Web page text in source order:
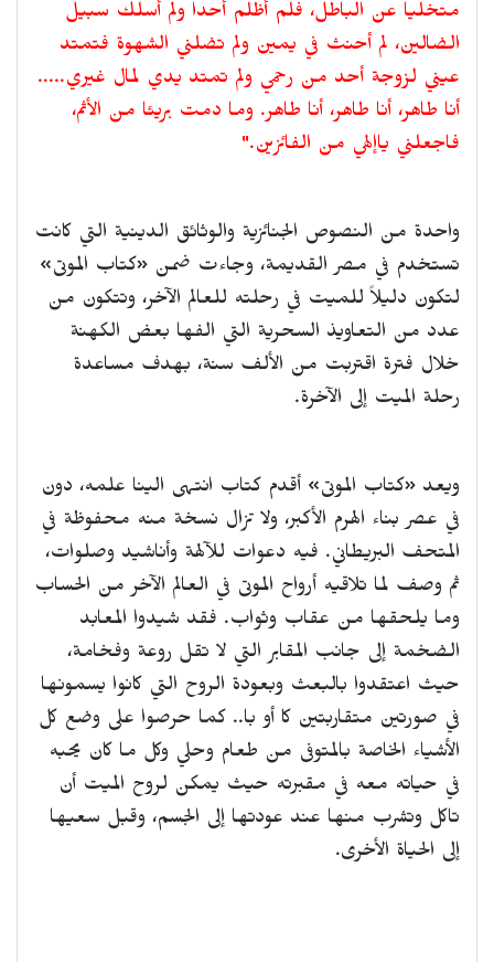
متخليا عن الباطل، فلم أظلم أحدا ولم أسلك سبيل
الضالين، لم أحنث في يمين ولم تضلني الشهوة فتمتد
عيني لزوجة أحد من رحمي ولم تمتد يدي لمال غيري.....
أنا طاهر، أنا طاهر، أنا طاهر. وما دمت بريئا من الأثم،
فاجعلني ياإلهي من الفائزين."
واحدة من النصوص الجنائزية والوثائق الدينية التي كانت
تستخدم في مصر القديمة، وجاءت ضمن «كتاب الموتى»
لتكون دليلاً للميت في رحلته للعالم الآخر، وتتكون من
عدد من التعاويذ السحرية التي الفها بعض الكهنة
خلال فترة اقتربت من الألف سنة، بهدف مساعدة
رحلة الميت إلى الآخرة.
ويعد «كتاب الموتى» أقدم كتاب انتهى الينا علمه، دون
في عصر بناء الهرم الأكبر، ولا تزال نسخة منه محفوظة في
المتحف البريطاني. فيه دعوات للآلهة وأناشيد وصلوات،
ثم وصف لما تلاقيه أرواح الموتى في العالم الآخر من الحساب
وما يلحقها من عقاب وثواب. فقد شيدوا المعابد
الضخمة إلى جانب المقابر التي لا تقل روعة وفخامة،
حيث اعتقدوا بالبعث وبعودة الروح التي كانوا يسمونها
في صورتين متقاربتين كا أو با.. كما حرصوا على وضع كل
الأشياء الخاصة بالمتوفى من طعام وحلي وكل ما كان يحبه
في حياته معه في مقبرته حيث يمكن لروح الميت أن
تاكل وتشرب منها عند عودتها إلى الجسم، وقبل سعيها
إلى الحياة الأخرى.